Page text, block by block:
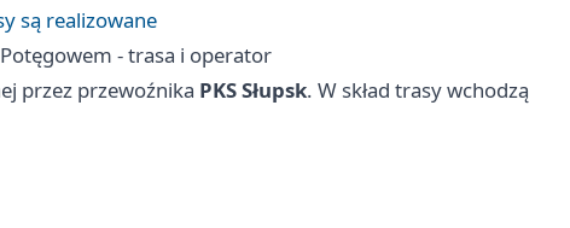
są realizowane
- trasa i operator
przez przewoźnika PKS Słupsk. W skład trasy wchodzą